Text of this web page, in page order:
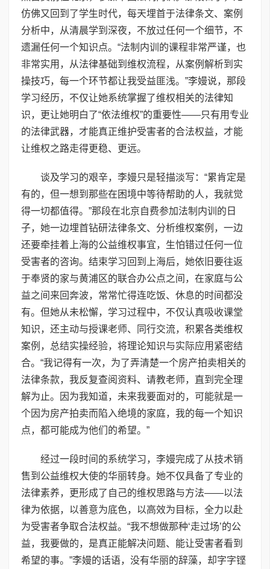
仿佛又回到了学生时代，每天埋首于法律条文、案例
分析中，从清晨学到深夜，不放过任何一个细节，不
遗漏任何一个知识点。“法制内训的课程非常严谨，也
非常实用，从法律基础到维权流程，从案例解析到实
操技巧，每一个环节都让我受益匪浅。”李嫚说，那段
学习经历，不仅让她系统掌握了维权相关的法律知
识，更让她明白了“依法维权”的重要性——只有用专业
的法律武器，才能真正维护受害者的合法权益，才能
让维权之路走得更稳、更远。
谈及学习的艰辛，李嫚只是轻描淡写：“累肯定是
有的，但一想到那些在困境中等待帮助的人，我就觉
得一切都值得。”那段在北京自费参加法制内训的日
子，她一边埋首钻研法律条文、分析维权案例，一边
还要牵挂着上海的公益维权事宜，生怕错过任何一位
受害者的咨询。结束学习回到上海后，她依旧要往返
于奉贤的家与黄浦区的联合办公点之间，在家庭与公
益之间来回奔波，常常忙得连吃饭、休息的时间都没
有。但她从未松懈，学习过程中，不仅认真吸收课堂
知识，还主动与授课老师、同行交流，积累各类维权
案例，总结实操经验，将理论知识与实际应用紧密结
合。“我记得有一次，为了弄清楚一个房产拍卖相关的
法律条款，我反复查阅资料、请教老师，直到完全理
解为止。因为我知道，未来我要面对的，可能就是一
个因为房产拍卖而陷入绝境的家庭，我的每一个知识
点，都可能成为他们的希望。”
经过一段时间的系统学习，李嫚完成了从技术销
售到公益维权大使的华丽转身。她不仅具备了专业的
法律素养，更形成了自己的维权思路与方法——以法
律为依据，以善意为底色，以高效为目标，全力以赴
为受害者争取合法权益。“我不想做那种‘走过场’的公
益，我要做的，是真正能解决问题、能让受害者看到
希望的事。”李嫚的话语，没有华丽的辞藻，却字字铿